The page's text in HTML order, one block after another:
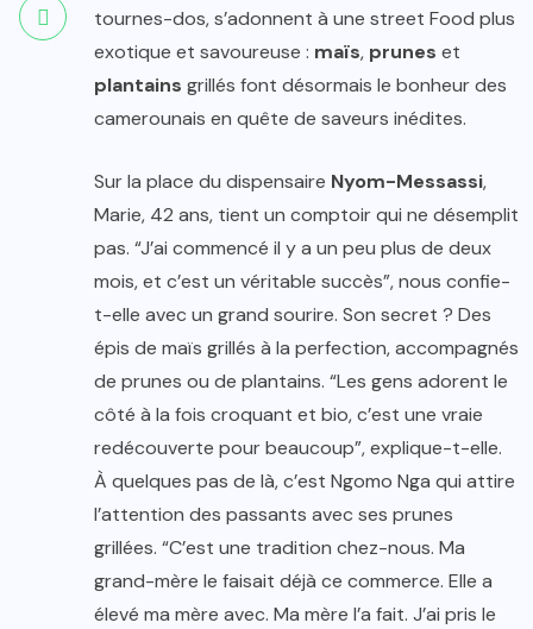
tournes-dos, s’adonnent à une street Food plus
exotique et savoureuse : maïs, prunes et
plantains grillés font désormais le bonheur des
camerounais en quête de saveurs inédites.
Sur la place du dispensaire Nyom-Messassi,
Marie, 42 ans, tient un comptoir qui ne désemplit
pas. “J’ai commencé il y a un peu plus de deux
mois, et c’est un véritable succès”, nous confie-
t-elle avec un grand sourire. Son secret ? Des
épis de maïs grillés à la perfection, accompagnés
de prunes ou de plantains. “Les gens adorent le
côté à la fois croquant et bio, c’est une vraie
redécouverte pour beaucoup”, explique-t-elle.
À quelques pas de là, c’est Ngomo Nga qui attire
l’attention des passants avec ses prunes
grillées. “C’est une tradition chez-nous. Ma
grand-mère le faisait déjà ce commerce. Elle a
élevé ma mère avec. Ma mère l’a fait. J’ai pris le